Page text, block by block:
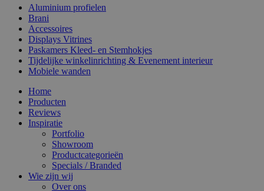
Aluminium profielen
Brani
Accessoires
Displays Vitrines
Paskamers Kleed- en Stemhokjes
Tijdelijke winkelinrichting & Evenement interieur
Mobiele wanden
Home
Producten
Reviews
Inspiratie
Portfolio
Showroom
Productcategorieën
Specials / Branded
Wie zijn wij
Over ons